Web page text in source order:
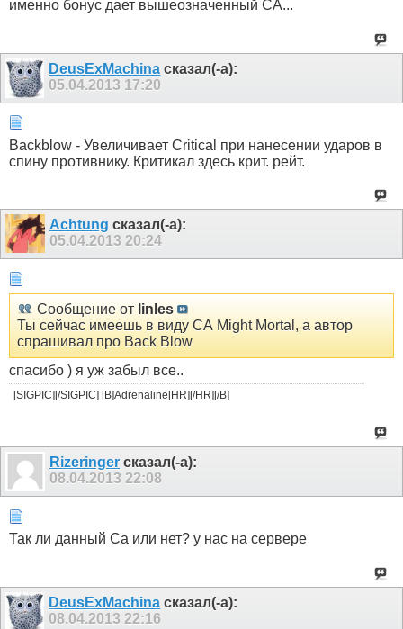
именно бонус дает вышеозначенный СА...
DeusExMachina сказал(-а):
05.04.2013 17:20
Backblow - Увеличивает Critical при нанесении ударов в
спину противнику. Критикал здесь крит. рейт.
Achtung сказал(-а):
05.04.2013 20:24
Сообщение от linles
Ты сейчас имеешь в виду СА Might Mortal, а автор
спрашивал про Back Blow
спасибо ) я уж забыл все..
[SIGPIC][/SIGPIC] [B]Adrenaline[HR][/HR][/B]
Rizeringer сказал(-а):
08.04.2013 22:08
Так ли данный Са или нет? у нас на сервере
DeusExMachina сказал(-а):
08.04.201322:16